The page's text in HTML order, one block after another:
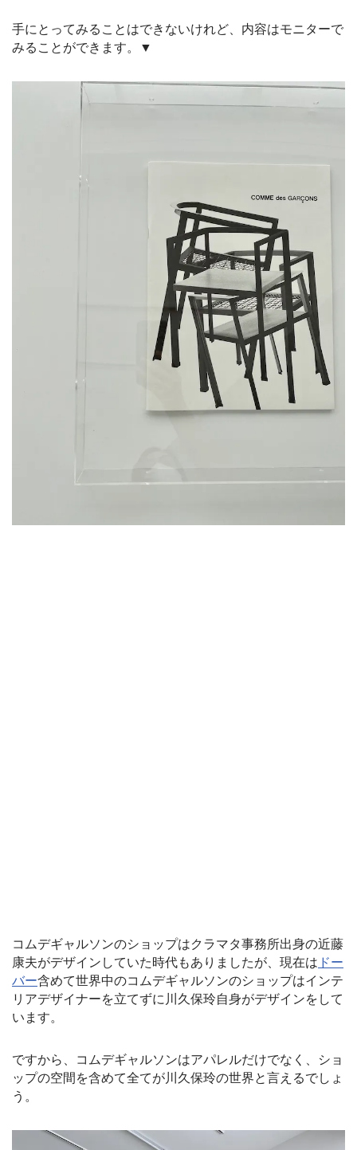
手にとってみることはできないけれど、内容はモニターで
みることができます。▼
コムデギャルソンのショップはクラマタ事務所出身の近藤
康夫がデザインしていた時代もありましたが、現在は ドー
バー含めて世界中のコムデギャルソンのショップはインテ
リアデザイナーを立てずに川久保玲自身がデザインをして
います。
ですから、コムデギャルソンはアパレルだけでなく、ショ
ップの空間を含めて全てが川久保玲の世界と言えるでしょ
う。